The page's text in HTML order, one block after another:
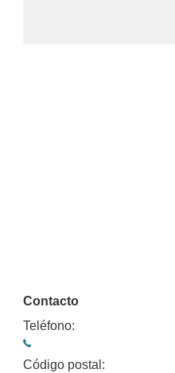
Contacto
Teléfono:
Código postal: